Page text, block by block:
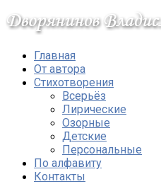
Главная
От автора
Стихотворения
Всерьёз
Лирические
Озорные
Детские
Персональные
По алфавиту
Контакты